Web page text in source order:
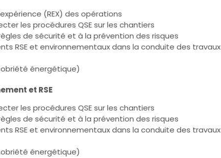
(REX) des opérations
les procédures QSE sur les chantiers
de sécurité et à la prévention des risques
RSE et environnementaux dans la conduite des travaux
énergétique)
et RSE
les procédures QSE sur les chantiers
de sécurité et à la prévention des risques
RSE et environnementaux dans la conduite des travaux
énergétique)